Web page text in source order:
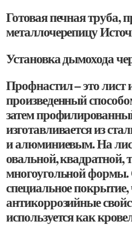
Готовая печная труба,
металлочерепицу
Установка дымохода
Профнастил – это лист
произведенный
затем
изготавливается из
и алюминиевым. На
овальной, квадратной,
многоугольной формы.
специальное
антикоррозийные
используется как